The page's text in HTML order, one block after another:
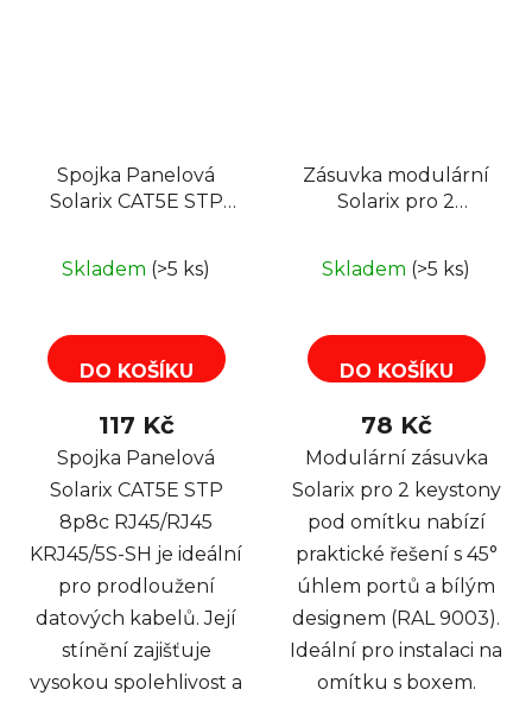
Spojka Panelová
Solarix CAT5E STP
Skladem (>5 ks)
DO KOŠÍKU
117 Kč
Spojka Panelová
Solarix CAT5E STP
8p8c RJ45/RJ45
KRJ45/5S-SH je ideální
pro prodloužení
datových kabelů. Její
stínění zajišťuje
vysokou spolehlivost a
Zásuvka modulární
Solarix pro 2
Skladem (>5 ks)
DO KOŠÍKU
78 Kč
Modulární zásuvka
Solarix pro 2 keystony
pod omítku nabízí
praktické řešení s 45°
úhlem portů a bílým
designem (RAL 9003).
Ideální pro instalaci na
omítku s boxem.